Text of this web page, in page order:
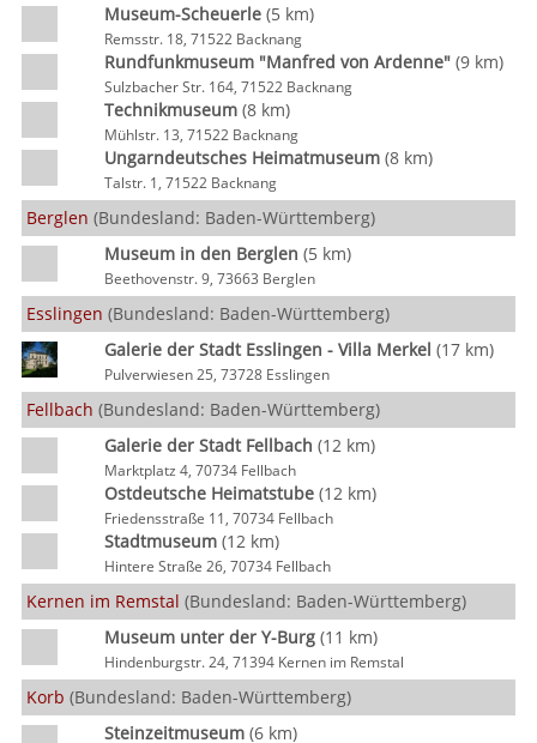
Museum-Scheuerle(5 km)
Remsstr. 18, 71522 Backnang
Rundfunkmuseum "Manfred von Ardenne"(9 km)
Sulzbacher Str. 164, 71522 Backnang
Technikmuseum(8 km)
Mühlstr. 13, 71522 Backnang
Ungarndeutsches Heimatmuseum(8 km)
Talstr. 1, 71522 Backnang
Berglen (Bundesland: Baden-Württemberg)
Museum in den Berglen (5 km)
Beethovenstr. 9, 73663 Berglen
Esslingen (Bundesland: Baden-Württemberg)
Galerie der Stadt Esslingen - Villa Merkel (17 km)
Pulverwiesen 25, 73728 Esslingen
Fellbach (Bundesland: Baden-Württemberg)
Galerie der Stadt Fellbach (12 km)
Marktplatz 4, 70734 Fellbach
Ostdeutsche Heimatstube(12 km)
Friedensstraße 11, 70734 Fellbach
Stadtmuseum(12 km)
Hintere Straße 26, 70734 Fellbach
Kernen im Remstal (Bundesland: Baden-Württemberg)
Museum unter der Y-Burg(11 km)
Hindenburgstr. 24, 71394 Kernen im Remstal
Korb (Bundesland: Baden-Württemberg)
Steinzeitmuseum(6 km)